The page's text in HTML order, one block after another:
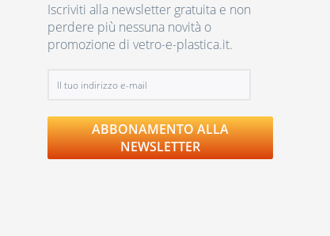
Iscriviti alla newsletter gratuita e non
perdere più nessuna novità o
promozione di vetro-e-plastica.it.
ABBONAMENTO ALLA
NEWSLETTER